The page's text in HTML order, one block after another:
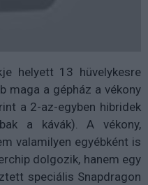
helyett 13 hüvelykesre
maga a gépház a vékony
a 2-az-egyben hibridek
a kávák). A vékony,
valamilyen egyébként is
dolgozik, hanem egy
speciális Snapdragon